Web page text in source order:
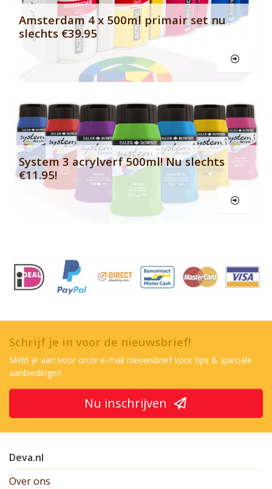
Amsterdam 4 x 500ml primair set nu
slechts €39.95
System 3 acrylverf 500ml! Nu slechts
€11.95!
Schrijf je in voor de nieuwsbrief!
Meld je aan voor onze e-mail nieuwsbrief voor tips & speciale
aanbiedingen
Nu inschrijven
Deva.nl
Over ons